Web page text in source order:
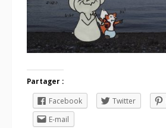
Partager :
Facebook Twitter
E-mail